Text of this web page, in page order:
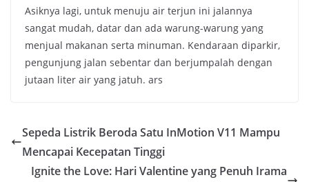
Asiknya lagi, untuk menuju air terjun ini jalannya
sangat mudah, datar dan ada warung-warung yang
menjual makanan serta minuman. Kendaraan diparkir,
pengunjung jalan sebentar dan berjumpalah dengan
jutaan liter air yang jatuh. ars
Sepeda Listrik Beroda Satu InMotion V11 Mampu
Mencapai Kecepatan Tinggi
Ignite the Love: Hari Valentine yang Penuh Irama